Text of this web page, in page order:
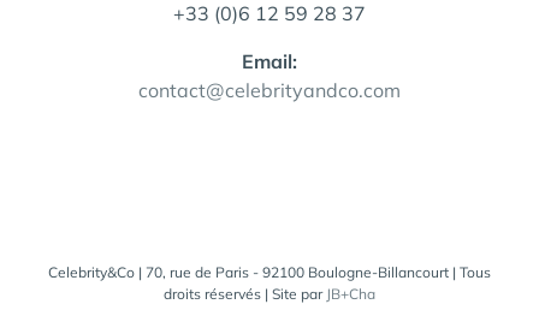
+33 (0)6 12 59 28 37
Email:
contact@celebrityandco.com
Celebrity&Co | 70, rue de Paris - 92100 Boulogne-Billancourt | Tous
droits réservés | Site par JB+Cha